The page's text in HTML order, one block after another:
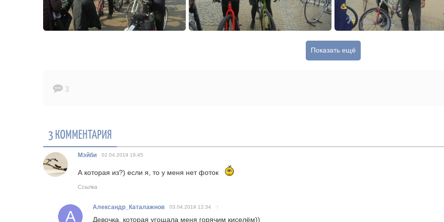
Показать ещё
3
3 КОММЕНТАРИЯ
Мэйби 02.04.2019 19:45
А которая из?) если я, то у меня нет фоток
Ссылка
Александр_Каталажнов 03.04.2019 12:34 ↑
Девочка, которая угощала меня горячим киселём))